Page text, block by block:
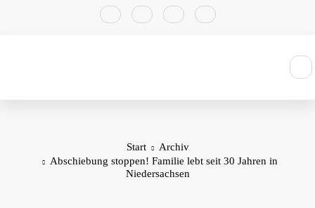
Start
Archiv
Abschiebung stoppen! Familie lebt seit 30 Jahren in
Niedersachsen